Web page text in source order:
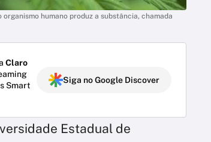
humano produz a substância, chamada
Claro
Smart
Siga no Google Discover
Estadual de